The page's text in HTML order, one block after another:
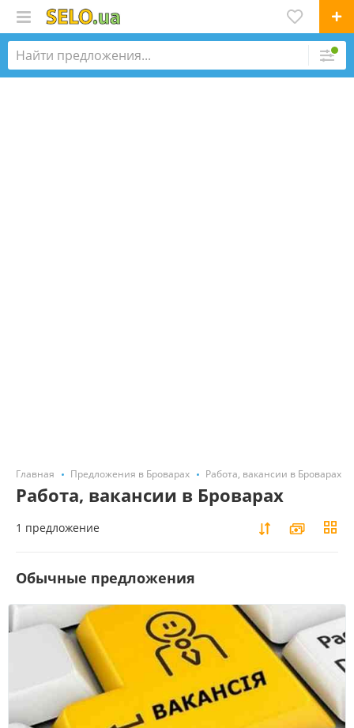
Главная Предложения в Броварах Работа, вакансии в Броварах
Работа, вакансии в Броварах
1 предложение
Обычные предложения